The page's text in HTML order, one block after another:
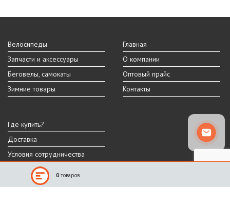
Велосипеды
Запчасти и аксессуары
Беговелы, самокаты
Зимние товары
Главная
О компании
Оптовый прайс
Контакты
Где купить?
Доставка
Условия сотрудничества
Реальный внешний вид и технические характеристики товара могут
отличаться от представленных на сайте.
0 товаров